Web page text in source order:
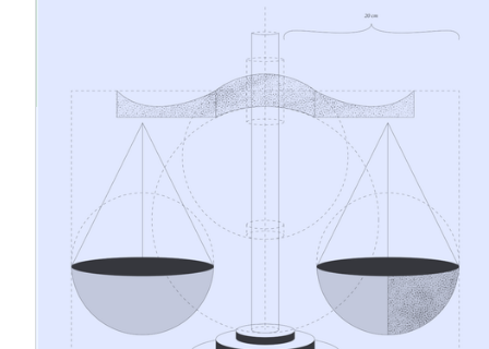
19.3.2026
Kostenmanagement und
Produktpreisgestaltung im Rahmen der
CBAM
Da der CO₂-Grenzausgleichsmechanismus nun in seine
endgültige Phase eintritt, geht es beim CBAM nicht
mehr nur um die Einhaltung gesetzlicher Vorschriften. Es
geht auch um Kostenmanagement, Preisgestaltung und
geschäftliche Vorbereitung. Für viele Unternehmen, die
CBAM-Waren importieren, besteht eine der größten
praktischen Herausforderungen darin, zu verstehen, wie
sich der CBAM auf die Rohstoffkosten auswirken wird
und wie sich diese Kostenauswirkungen in der
Produktpreisgestaltung widerspiegeln sollten.